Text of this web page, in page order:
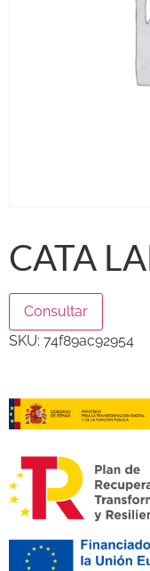
CATA
Consultar
SKU: 74f89ac92954